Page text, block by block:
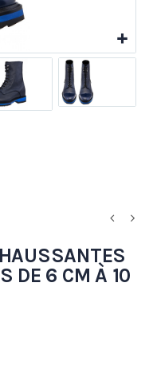
DE 6 CM À 10